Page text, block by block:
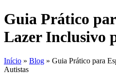
Guia Prático
Lazer Inclusivo
Início » Blog » Guia Prático para
Autistas